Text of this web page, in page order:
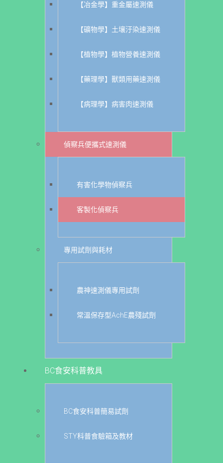
【冶金學】重金屬速測儀
【礦物學】土壤汙染速測儀
【植物學】植物營養速測儀
【藥理學】獸類用藥速測儀
【病理學】病害肉速測儀
偵察兵便攜式速測儀
有害化學物偵察兵
客製化偵察兵
專用試劑與耗材
農神速測儀專用試劑
常溫保存型AchE農殘試劑
BC食安科普教具
BC食安科普簡易試劑
STY科普食驗箱及教材